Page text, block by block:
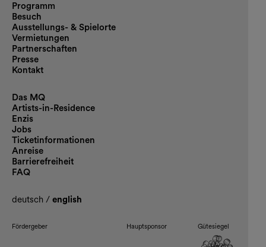
Programm
Besuch
Ausstellungs- & Spielorte
Vermietungen
Partnerschaften
Presse
Kontakt
Das MQ
Artists-in-Residence
Enzis
Jobs
Ticketinformationen
Anreise
Barrierefreiheit
FAQ
deutsch / english
Fördergeber Hauptsponsor Gütesiegel